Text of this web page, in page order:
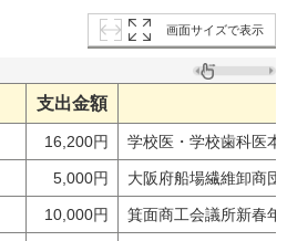
画面サイズで表示
支出金額
16,200円 学校医・学校歯科医
5,000円 大阪府船場繊維卸商
10,000円 箕面商工会議所新春